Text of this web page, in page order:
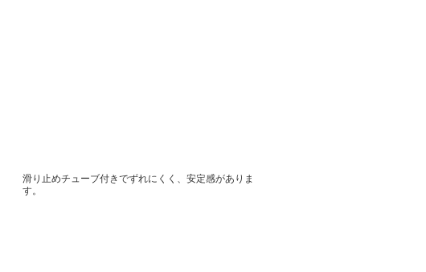
滑り止めチューブ付きでずれにくく、安定感がありま
す。